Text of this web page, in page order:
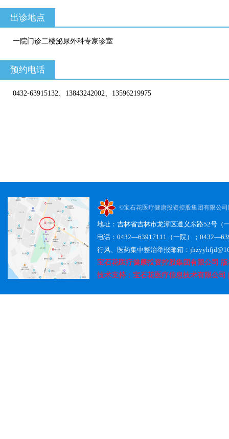
出诊地点
一院门诊二楼泌尿外科专家诊室
预约电话
0432-63915132、13843242002、13596219975
©宝石花医疗健康投资控股集团有限公
地址：吉林省吉林市龙潭区遵义东路52号（
电话：0432—63917111（一院）；
行风、医药集中整治举报邮箱：
宝石花医疗健康投资控股集团有限公司
技术支持：宝石花医疗信息技术有限公司